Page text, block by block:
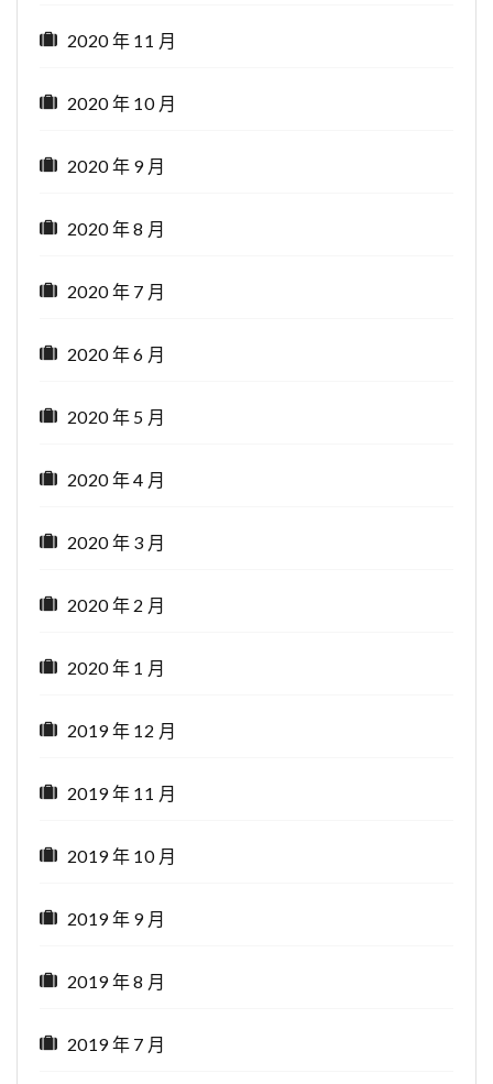
2020 年 11 月
2020 年 10 月
2020 年 9 月
2020 年 8 月
2020 年 7 月
2020 年 6 月
2020 年 5 月
2020 年 4 月
2020 年 3 月
2020 年 2 月
2020 年 1 月
2019 年 12 月
2019 年 11 月
2019 年 10 月
2019 年 9 月
2019 年 8 月
2019 年 7 月